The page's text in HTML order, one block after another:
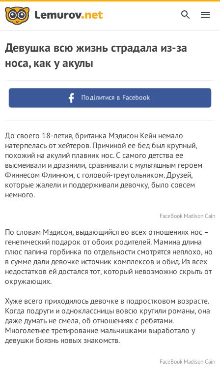
Девушка всю жизнь страдала из-за
носа, как у акулы
Поділитися в Facebook
До своего 18-летия, британка Мэдисон Кейн немало
натерпелась от хейтеров. Причиной ее бед был крупный,
похожий на акулий плавник нос. С самого детства ее
высмеивали и дразнили, сравнивали с мультяшным героем
Финнесом Флинном, с головой-треугольником. Друзей,
которые жалели и поддерживали девочку, было совсем
немного.
FaceBook Madison Cain
По словам Мэдисон, выдающийся во всех отношениях нос –
генетический подарок от обоих родителей. Мамина длина
плюс папина горбинка по отдельности смотрятся неплохо, но
в сумме дали девочке источник комплексов и обид. Из всех
недостатков ей достался тот, который невозможно скрыть от
окружающих.
Хуже всего приходилось девочке в подростковом возрасте.
Когда подруги и одноклассницы вовсю крутили романы, она
даже думать не смела, об отношениях с ребятами.
Многолетнее третирование мальчишками выработало у
девушки боязнь новых знакомств.
FaceBook Madison Cain